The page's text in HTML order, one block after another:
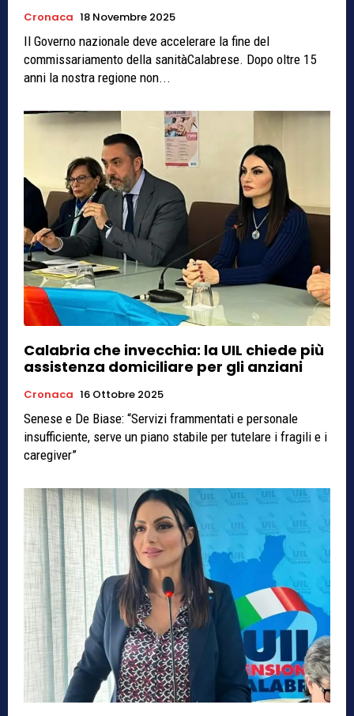
Cronaca 18 Novembre 2025
Il Governo nazionale deve accelerare la fine del
commissariamento della sanitàCalabrese. Dopo oltre 15
anni la nostra regione non...
Calabria che invecchia: la UIL chiede più
assistenza domiciliare per gli anziani
Cronaca 16 Ottobre 2025
Senese e De Biase: “Servizi frammentati e personale
insufficiente, serve un piano stabile per tutelare i fragili e i
caregiver”